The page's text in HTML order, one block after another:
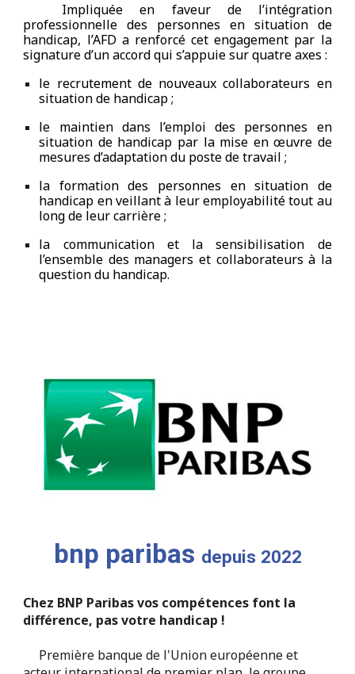
Impliquée en faveur de l’intégration
professionnelle des personnes en situation de
handicap, l’AFD a renforcé cet engagement par la
signature d’un accord qui s’appuie sur quatre axes :
le recrutement de nouveaux collaborateurs en
situation de handicap ;
le maintien dans l’emploi des personnes en
situation de handicap par la mise en œuvre de
mesures d’adaptation du poste de travail ;
la formation des personnes en situation de
handicap en veillant à leur employabilité tout au
long de leur carrière ;
la communication et la sensibilisation de
l’ensemble des managers et collaborateurs à la
question du handicap.
bnp paribas depuis 2022
Chez BNP Paribas vos compétences font la
différence, pas votre handicap !
Première banque de l'Union européenne et